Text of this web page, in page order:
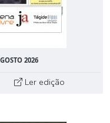
2026
Ler edição